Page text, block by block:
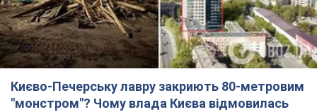
Києво-Печерську лавру закриють 80-метровим
"монстром"? Чому влада Києва відмовилась